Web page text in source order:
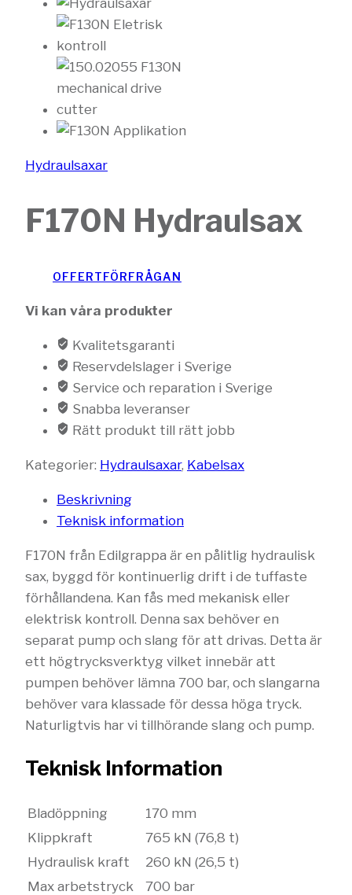
Hydraulsaxar
F170N Hydraulsax
OFFERTFÖRFRÅGAN
Vi kan våra produkter
Kvalitetsgaranti
Reservdelslager i Sverige
Service och reparation i Sverige
Snabba leveranser
Rätt produkt till rätt jobb
Kategorier: Hydraulsaxar, Kabelsax
Beskrivning
Teknisk information
F170N från Edilgrappa är en pålitlig hydraulisk
sax, byggd för kontinuerlig drift i de tuffaste
förhållandena. Kan fås med mekanisk eller
elektrisk kontroll. Denna sax behöver en
separat pump och slang för att drivas. Detta är
ett högtrycksverktyg vilket innebär att
pumpen behöver lämna 700 bar, och slangarna
behöver vara klassade för dessa höga tryck.
Naturligtvis har vi tillhörande slang och pump.
Teknisk Information
Bladöppning
170 mm
Klippkraft
765 kN (76,8 t)
Hydraulisk kraft
260 kN (26,5 t)
Max arbetstryck
700 bar